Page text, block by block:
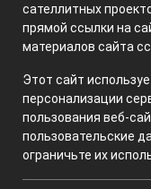
сателлитных
прямой ссылки на
материалов сайта
Этот сайт
персонализации
пользования веб-
пользовательские
ограничьте их